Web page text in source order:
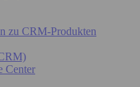
zu CRM-Produkten
Center